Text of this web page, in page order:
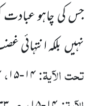
جس کی چاہو
نہیں بلکہ
تحت الآیۃ:۱۴-۱۵،